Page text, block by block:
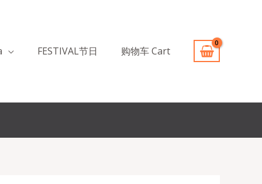
FESTIVAL节日 购物车 Cart